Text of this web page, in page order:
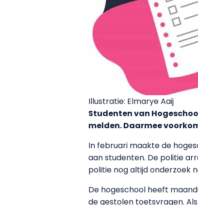
Illustratie: Elmarye Aaij
Studenten van
melden. Daarmee
In februari maakte de
aan studenten. De politie
politie nog altijd onderzoek
De hogeschool heeft
de gestolen toetsvragen.